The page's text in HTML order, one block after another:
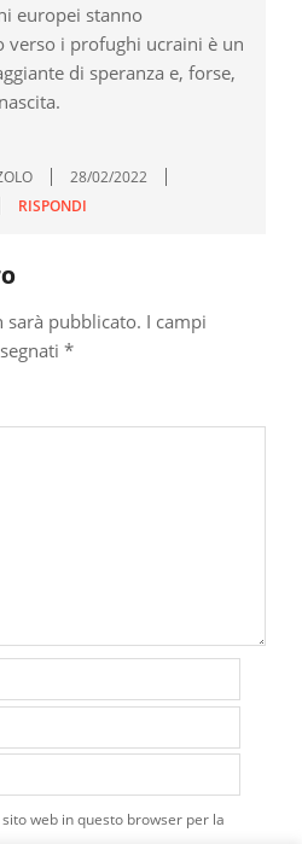
europei stanno
verso i profughi ucraini è un
di speranza e, forse,
28/02/2022
RISPONDI
pubblicato. I campi
*
web in questo browser per la